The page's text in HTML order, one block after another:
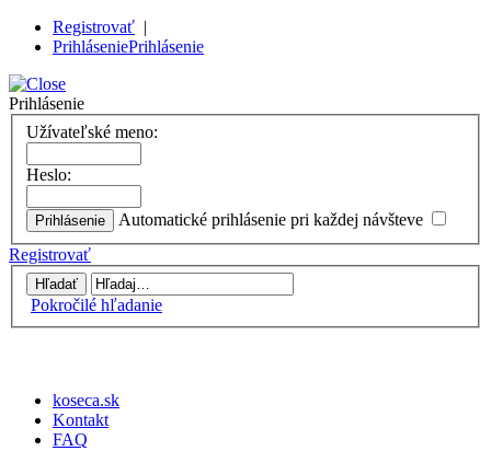
Registrovať |
PrihláseniePrihlásenie
Prihlásenie
Užívateľské meno:
Heslo:
Automatické prihlásenie pri každej návšteve
Registrovať
Pokročilé hľadanie
koseca.sk
Kontakt
FAQ